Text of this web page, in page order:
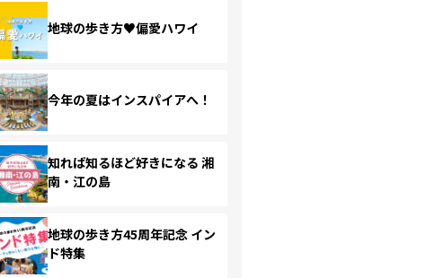
地球の歩き方♥偏愛ハワイ
今年の夏はインスパイアへ！
知れば知るほど好きになる 湘
南・江の島
地球の歩き方45周年記念 イン
ド特集